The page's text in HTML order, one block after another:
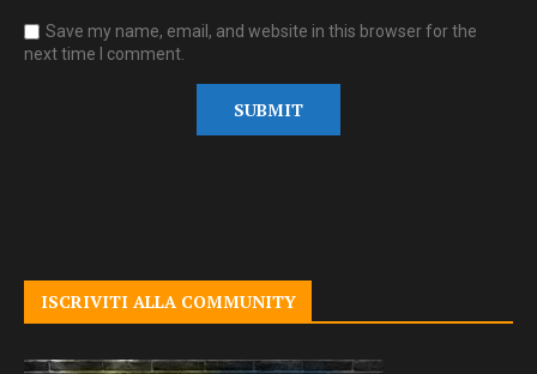
Save my name, email, and website in this browser for the
next time I comment.
ISCRIVITI ALLA COMMUNITY